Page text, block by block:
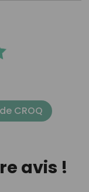
CROQ
avis !